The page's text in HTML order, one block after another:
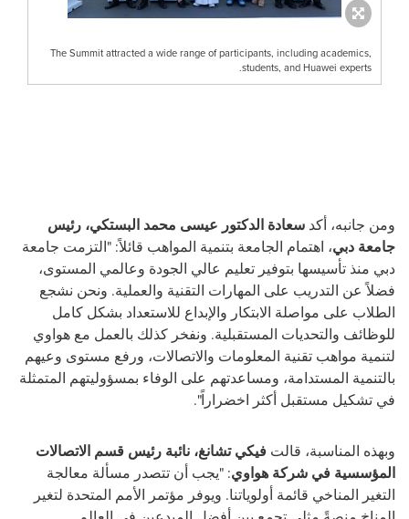
The Summit attracted a wide range of participants, including academics,
students, and Huawei experts.
ومن جانبه، أكد سعادة الدكتور عيسى محمد البستكي، رئيس
جامعة دبي، اهتمام الجامعة بتنمية المواهب قائلاً: "التزمت جامعة
دبي منذ تأسيسها بتوفير تعليم عالي الجودة وعالمي المستوى،
فضلاً عن التدريب على المهارات التقنية والعملية. ونحن نشجع
الطلاب على مواصلة الابتكار والإبداع للاستعداد بشكل كامل
للوظائف والتحديات المستقبلية. ونفخر كذلك بالعمل مع هواوي
لتنمية مواهب تقنية المعلومات والاتصالات، ورفع مستوى وعيهم
بالتنمية المستدامة، ومساعدتهم على الوفاء بمسؤوليتهم المتمثلة
في تشكيل مستقبل أكثر اخضراراً".
وبهذه المناسبة، قالت فيكي تشانغ، نائبة رئيس قسم الاتصالات
المؤسسية في شركة هواوي: "يجب أن تتصدر مسألة معالجة
التغير المناخي قائمة أولوياتنا. ويوفر مؤتمر الأمم المتحدة لتغير